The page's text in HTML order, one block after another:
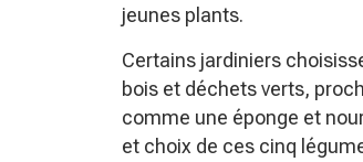
jeunes plants.
Certains jardiniers
bois et déchets verts,
comme une éponge et
et choix de ces cinq